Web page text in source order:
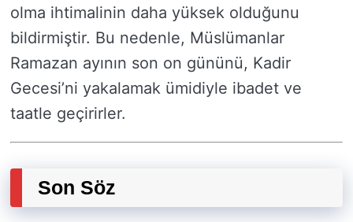
olma ihtimalinin daha yüksek olduğunu
bildirmiştir. Bu nedenle, Müslümanlar
Ramazan ayının son on gününü, Kadir
Gecesi’ni yakalamak ümidiyle ibadet ve
taatle geçirirler.
Son Söz